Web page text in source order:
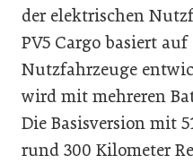
der elektrischen
PV5 Cargo basiert
Nutzfahrzeuge
wird mit mehreren
Die Basisversion mit
rund 300 Kilometer